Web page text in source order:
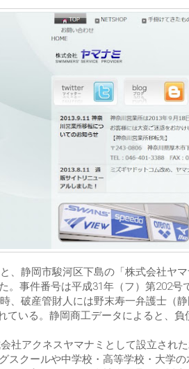
、静岡市駿河区下島の「株式会社ヤ
。事件番号は平成31年（フ）第202
、破産管財人には野末寿一弁護士（
ている。静岡商工データによると、負
社アクネスヤマナミとして設立され
スクールや中学校・高等学校・大学